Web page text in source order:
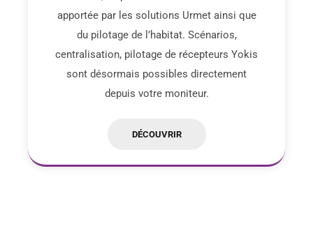
apportée par les solutions Urmet ainsi que
du pilotage de l’habitat. Scénarios,
centralisation, pilotage de récepteurs Yokis
sont désormais possibles directement
depuis votre moniteur.
DÉCOUVRIR